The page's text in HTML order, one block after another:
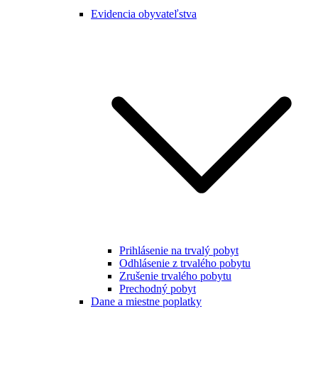
Evidencia obyvateľstva
Prihlásenie na trvalý pobyt
Odhlásenie z trvalého pobytu
Zrušenie trvalého pobytu
Prechodný pobyt
Dane a miestne poplatky